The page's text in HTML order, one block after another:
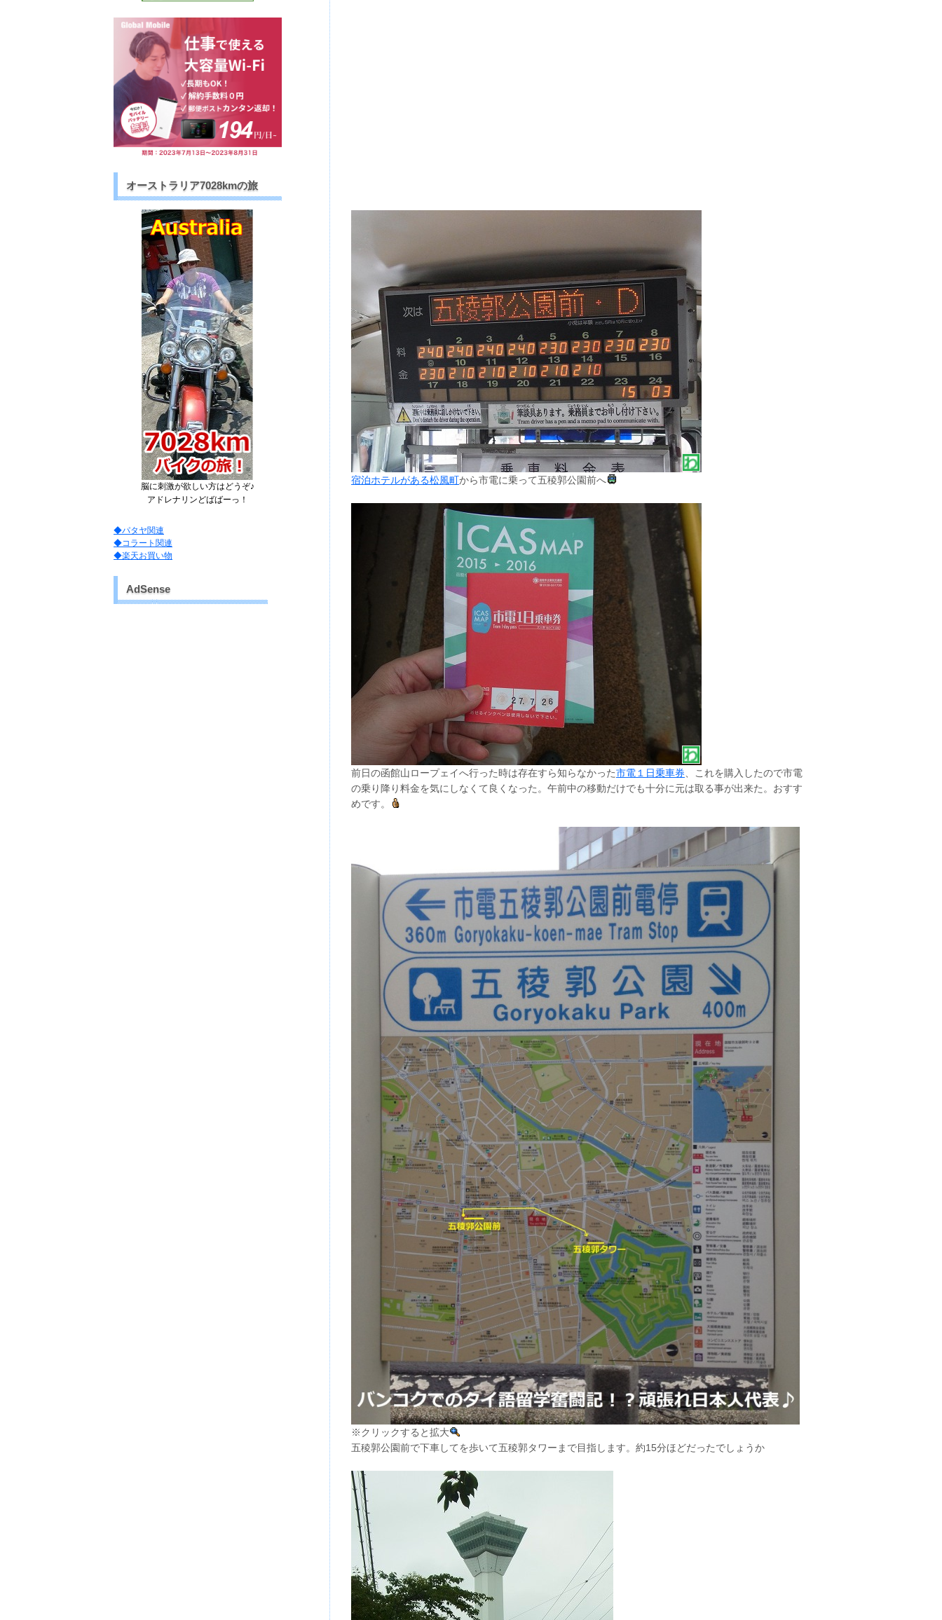
宿泊ホテルがある松風町から市電に乗って五稜郭公園前へ
前日の函館山ロープェイへ行った時は存在すら知らなかった市電１日乗車券 、これを購入したので市電
の乗り降り料金を気にしなくて良くなった。午前中の移動だけでも十分に元は取る事が出来た。おすす
めです。
※クリックすると拡大
五稜郭公園前で下車してを歩いて五稜郭タワーまで目指します。約15分ほどだったでしょうか
オーストラリア7028kmの旅
脳に刺激が欲しい方はどうぞ♪
アドレナリンどばばーっ！
◆パタヤ関連
◆コラート関連
◆楽天お買い物
AdSense